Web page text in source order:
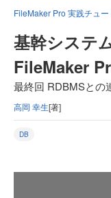
FileMaker Pro 実践チュ
基幹システ
FileMaker
最終回 RDBMSとの
高岡 幸生[著]
DB